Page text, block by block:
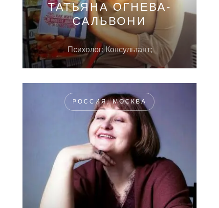
ТАТЬЯНА ОГНЕВА-
САЛЬВОНИ
Психолог; Консультант;
РОССИЯ, МОСКВА